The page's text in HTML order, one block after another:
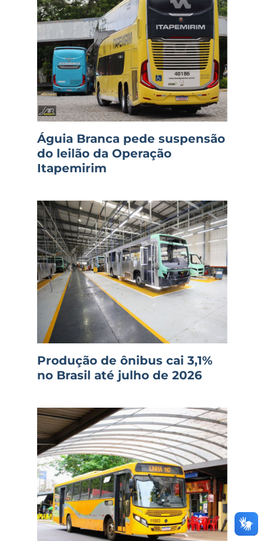
Águia Branca pede suspensão
do leilão da Operação
Itapemirim
Produção de ônibus cai 3,1%
no Brasil até julho de 2026